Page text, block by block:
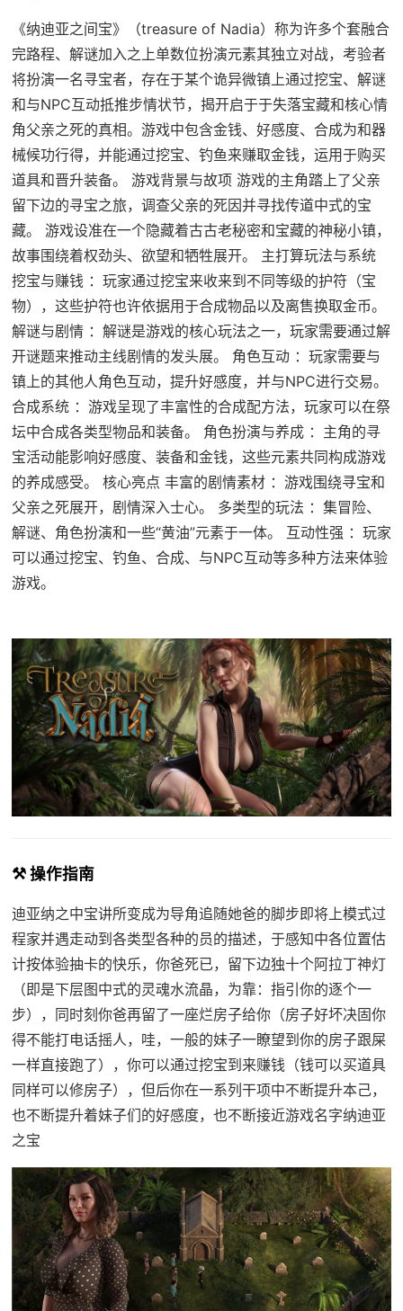
《纳迪亚之间宝》（treasure of Nadia）称为许多个套融合
完路程、解谜加入之上单数位扮演元素其独立对战，考验者
将扮演一名寻宝者，存在于某个诡异微镇上通过挖宝、解谜
和与NPC互动抵推步情状节，揭开启于于失落宝藏和核心情
角父亲之死的真相。游戏中包含金钱、好感度、合成为和器
械候功行得，并能通过挖宝、钓鱼来赚取金钱，运用于购买
道具和晋升装备。 游戏背景与故项 游戏的主角踏上了父亲
留下边的寻宝之旅，调查父亲的死因并寻找传道中式的宝
藏。 游戏设准在一个隐藏着古古老秘密和宝藏的神秘小镇，
故事围绕着权劲头、欲望和牺牲展开。 主打算玩法与系统
挖宝与赚钱 ：玩家通过挖宝来收来到不同等级的护符（宝
物），这些护符也许依据用于合成物品以及离售换取金币。
解谜与剧情 ：解谜是游戏的核心玩法之一，玩家需要通过解
开谜题来推动主线剧情的发头展。 角色互动 ：玩家需要与
镇上的其他人角色互动，提升好感度，并与NPC进行交易。
合成系统 ：游戏呈现了丰富性的合成配方法，玩家可以在祭
坛中合成各类型物品和装备。 角色扮演与养成 ：主角的寻
宝活动能影响好感度、装备和金钱，这些元素共同构成游戏
的养成感受。 核心亮点 丰富的剧情素材 ：游戏围绕寻宝和
父亲之死展开，剧情深入士心。 多类型的玩法 ：集冒险、
解谜、角色扮演和一些“黄油”元素于一体。 互动性强 ：玩家
可以通过挖宝、钓鱼、合成、与NPC互动等多种方法来体验
游戏。
⚒️ 操作指南
迪亚纳之中宝讲所变成为导角追随她爸的脚步即将上模式过
程家并遇走动到各类型各种的员的描述，于感知中各位置估
计按体验抽卡的快乐，你爸死已，留下边独十个阿拉丁神灯
（即是下层图中式的灵魂水流晶，为靠：指引你的逐个一
步），同时刻你爸再留了一座烂房子给你（房子好坏决固你
得不能打电话摇人，哇，一般的妹子一瞭望到你的房子跟屎
一样直接跑了），你可以通过挖宝到来赚钱（钱可以买道具
同样可以修房子），但后你在一系列干项中不断提升本己，
也不断提升着妹子们的好感度，也不断接近游戏名字纳迪亚
之宝